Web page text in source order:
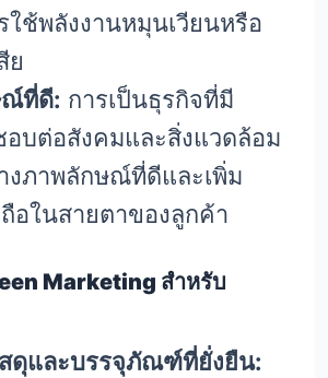
ใช้พลังงานหมุนเวียนหรือ
ย
ณ์ที่ดี: การเป็นธุรกิจที่มี
บต่อสังคมและสิ่งแวดล้อม
งภาพลักษณ์ที่ดีและเพิ่ม
อในสายตาของลูกค้า
Marketing สำหรับ
ดุและบรรจุภัณฑ์ที่ยั่งยืน: